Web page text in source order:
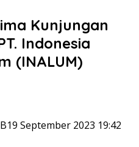
Kunjungan
Indonesia
(INALUM)
19 September 2023 19:42